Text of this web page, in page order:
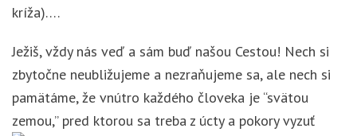
kríža)….
Ježiš, vždy nás veď a sám buď našou Cestou! Nech si
zbytočne neubližujeme a nezraňujeme sa, ale nech si
pamätáme, že vnútro každého človeka je “svätou
zemou,” pred ktorou sa treba z úcty a pokory vyzuť